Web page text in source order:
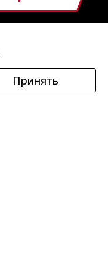
Принять